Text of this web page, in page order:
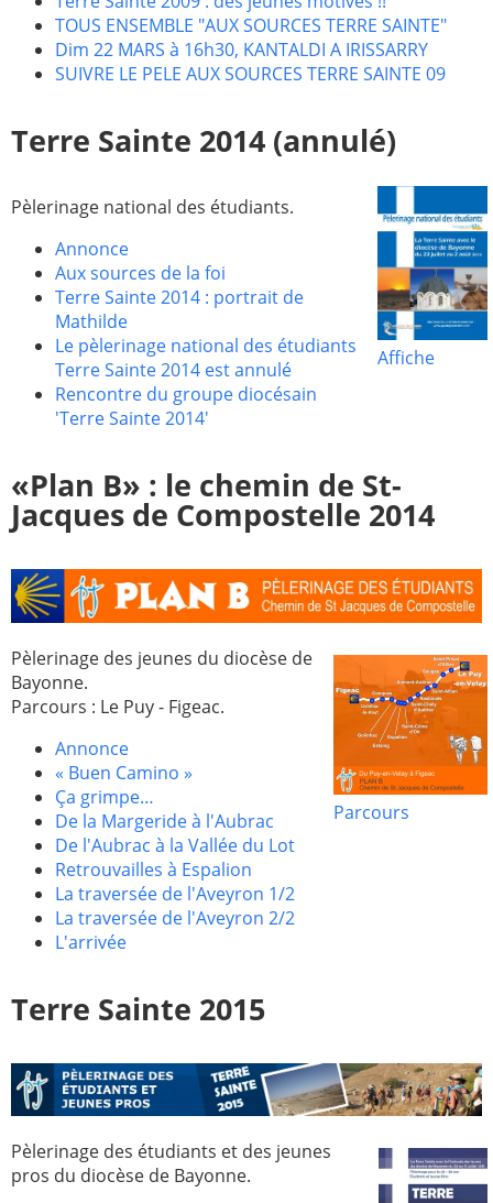
Tags
2005
2006
2007
2008
2011
2012
2013
2014
2017
2018
2019
2020
Recherche
TOUS ENSEMBLE "AUX SOURCES TERRE SAINTE"
Dim 22 MARS à 16h30, KANTALDI A IRISSARRY
SUIVRE LE PELE AUX SOURCES TERRE SAINTE 09
Terre Sainte 2014 (annulé)
Affiche
Pèlerinage national des étudiants.
Annonce
Aux sources de la foi
Terre Sainte 2014 : portrait de
Mathilde
Le pèlerinage national des étudiants
Terre Sainte 2014 est annulé
Rencontre du groupe diocésain
'Terre Sainte 2014'
«Plan B» : le chemin de St-
Jacques de Compostelle 2014
Parcours
Pèlerinage des jeunes du diocèse de
Bayonne.
Parcours : Le Puy - Figeac.
Annonce
« Buen Camino »
Ça grimpe…
De la Margeride à l'Aubrac
De l'Aubrac à la Vallée du Lot
Retrouvailles à Espalion
La traversée de l'Aveyron 1/2
La traversée de l'Aveyron 2/2
L'arrivée
Terre Sainte 2015
Pèlerinage des étudiants et des jeunes
pros du diocèse de Bayonne.